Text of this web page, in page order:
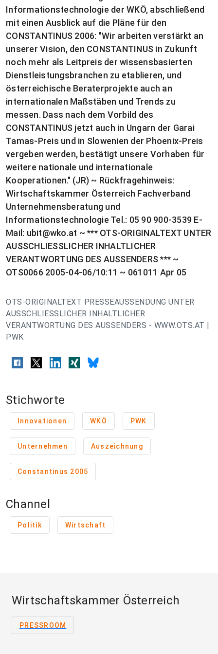
Informationstechnologie der WKÖ, abschließend
mit einen Ausblick auf die Pläne für den
CONSTANTINUS 2006: "Wir arbeiten verstärkt an
unserer Vision, den CONSTANTINUS in Zukunft
noch mehr als Leitpreis der wissensbasierten
Dienstleistungsbranchen zu etablieren, und
österreichische Beraterprojekte auch an
internationalen Maßstäben und Trends zu
messen. Dass nach dem Vorbild des
CONSTANTINUS jetzt auch in Ungarn der Garai
Tamas-Preis und in Slowenien der Phoenix-Preis
vergeben werden, bestätigt unsere Vorhaben für
weitere nationale und internationale
Kooperationen." (JR) ~ Rückfragehinweis:
Wirtschaftskammer Österreich Fachverband
Unternehmensberatung und
Informationstechnologie Tel.: 05 90 900-3539 E-
Mail: ubit@wko.at ~ *** OTS-ORIGINALTEXT UNTER
AUSSCHLIESSLICHER INHALTLICHER
VERANTWORTUNG DES AUSSENDERS *** ~
OTS0066 2005-04-06/10:11 ~ 061011 Apr 05
OTS-ORIGINALTEXT PRESSEAUSSENDUNG UNTER
AUSSCHLIESSLICHER INHALTLICHER
VERANTWORTUNG DES AUSSENDERS - WWW.OTS.AT |
PWK
Stichworte
Innovationen WKÖ PWK
Unternehmen Auszeichnung
Constantinus 2005
Channel
Politik Wirtschaft
Wirtschaftskammer Österreich
PRESSROOM